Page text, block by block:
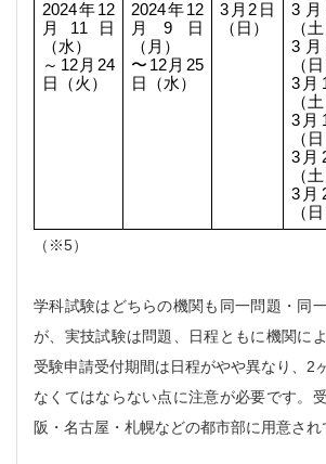
2024年12
月11日
（水）
～12月24
日（火）
2024年12
月9日
（月）
〜12月25
日（水）
3月2日
（日）
3月
（土
3月
（日
3月
（土
3月
（日
3月
（土
3月
（日
（※5）
学科試験はどちらの機関も同一問題・同
が、実技試験は問題、日程ともに機関に
受験申請受付期間は日程がやや異なり、2
なくてはならない点に注意が必要です。
阪・名古屋・札幌などの都市部に用意され